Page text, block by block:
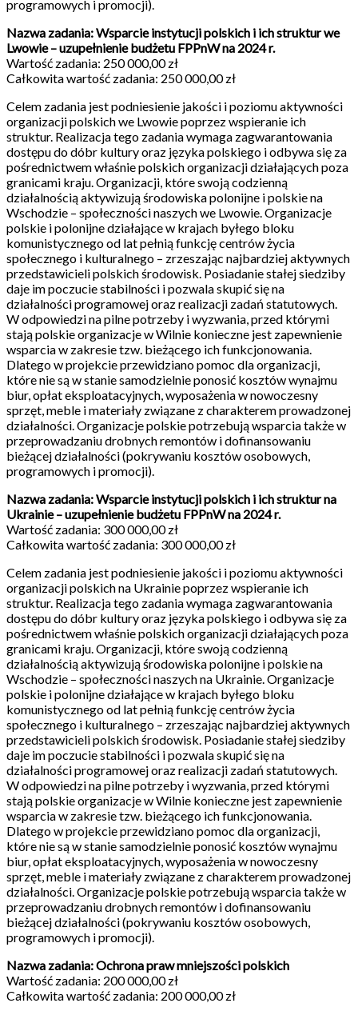
programowych i promocji).
Nazwa zadania: Wsparcie instytucji polskich i ich struktur we
Lwowie – uzupełnienie budżetu FPPnW na 2024 r.
Wartość zadania: 250 000,00 zł
Całkowita wartość zadania: 250 000,00 zł
Celem zadania jest podniesienie jakości i poziomu aktywności
organizacji polskich we Lwowie poprzez wspieranie ich
struktur. Realizacja tego zadania wymaga zagwarantowania
dostępu do dóbr kultury oraz języka polskiego i odbywa się za
pośrednictwem właśnie polskich organizacji działających poza
granicami kraju. Organizacji, które swoją codzienną
działalnością aktywizują środowiska polonijne i polskie na
Wschodzie – społeczności naszych we Lwowie. Organizacje
polskie i polonijne działające w krajach byłego bloku
komunistycznego od lat pełnią funkcję centrów życia
społecznego i kulturalnego – zrzeszając najbardziej aktywnych
przedstawicieli polskich środowisk. Posiadanie stałej siedziby
daje im poczucie stabilności i pozwala skupić się na
działalności programowej oraz realizacji zadań statutowych.
W odpowiedzi na pilne potrzeby i wyzwania, przed którymi
stają polskie organizacje w Wilnie konieczne jest zapewnienie
wsparcia w zakresie tzw. bieżącego ich funkcjonowania.
Dlatego w projekcie przewidziano pomoc dla organizacji,
które nie są w stanie samodzielnie ponosić kosztów wynajmu
biur, opłat eksploatacyjnych, wyposażenia w nowoczesny
sprzęt, meble i materiały związane z charakterem prowadzonej
działalności. Organizacje polskie potrzebują wsparcia także w
przeprowadzaniu drobnych remontów i dofinansowaniu
bieżącej działalności (pokrywaniu kosztów osobowych,
programowych i promocji).
Nazwa zadania: Wsparcie instytucji polskich i ich struktur na
Ukrainie – uzupełnienie budżetu FPPnW na 2024 r.
Wartość zadania: 300 000,00 zł
Całkowita wartość zadania: 300 000,00 zł
Celem zadania jest podniesienie jakości i poziomu aktywności
organizacji polskich na Ukrainie poprzez wspieranie ich
struktur. Realizacja tego zadania wymaga zagwarantowania
dostępu do dóbr kultury oraz języka polskiego i odbywa się za
pośrednictwem właśnie polskich organizacji działających poza
granicami kraju. Organizacji, które swoją codzienną
działalnością aktywizują środowiska polonijne i polskie na
Wschodzie – społeczności naszych na Ukrainie. Organizacje
polskie i polonijne działające w krajach byłego bloku
komunistycznego od lat pełnią funkcję centrów życia
społecznego i kulturalnego – zrzeszając najbardziej aktywnych
przedstawicieli polskich środowisk. Posiadanie stałej siedziby
daje im poczucie stabilności i pozwala skupić się na
działalności programowej oraz realizacji zadań statutowych.
W odpowiedzi na pilne potrzeby i wyzwania, przed którymi
stają polskie organizacje w Wilnie konieczne jest zapewnienie
wsparcia w zakresie tzw. bieżącego ich funkcjonowania.
Dlatego w projekcie przewidziano pomoc dla organizacji,
które nie są w stanie samodzielnie ponosić kosztów wynajmu
biur, opłat eksploatacyjnych, wyposażenia w nowoczesny
sprzęt, meble i materiały związane z charakterem prowadzonej
działalności. Organizacje polskie potrzebują wsparcia także w
przeprowadzaniu drobnych remontów i dofinansowaniu
bieżącej działalności (pokrywaniu kosztów osobowych,
programowych i promocji).
Nazwa zadania: Ochrona praw mniejszości polskich
Wartość zadania: 200 000,00 zł
Całkowita wartość zadania: 200 000,00 zł